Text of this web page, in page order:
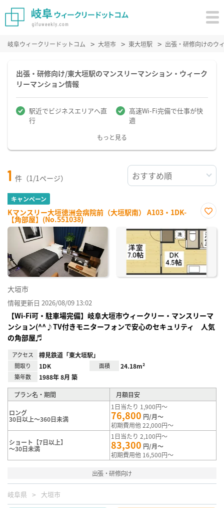
岐阜ウィークリードットコム 大垣市 東大垣駅 出張・研修向けのウ
出張・研修向け/東大垣駅のマンスリーマンション・ウィーク
リーマンション情報
駅近でビジネスエリアへ直
行
高速Wi-Fi完備で仕事が快
適
もっと見る
1 件（1/1ページ）
キャンペーン
Kマンスリー大垣徳洲会病院前（大垣駅南） A103・1DK-
【角部屋】(No.551038)
に入
り登
録
大垣市
情報更新日 2026/08/09 13:02
【Wi-Fi可・駐車場完備】岐阜大垣市ウィークリー・マンスリーマ
ンション(^^♪TV付きモニターフォンで安心のセキュリティ 人気
の角部屋♬
アクセス 樽見鉄道「東大垣駅」
間取り 1DK 面積 24.18m²
築年数 1988年 8月 築
プラン名・期間 月額目安
ロング
30日以上～360日未満
1日当たり 1,900円～
76,800 円/月～
初期費用他 22,000円～
ショート【7日以上】
～30日未満
1日当たり 2,100円～
83,300 円/月～
初期費用他 16,500円～
出張・研修向け
岐阜県 大垣市